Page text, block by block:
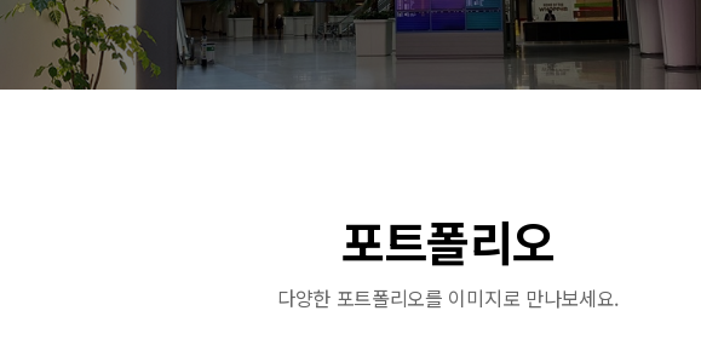
포트폴리오
다양한 포트폴리오를 이미지로 만나보세요.